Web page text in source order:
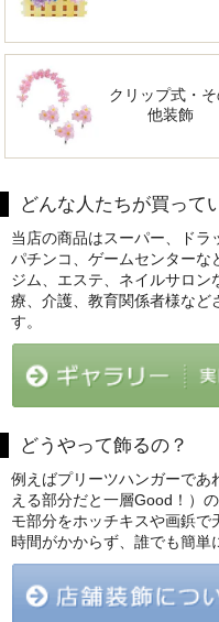
クリップ式・
他装飾
どんな人たちが買って
当店の商品はスーパー、ドラ
パチンコ、ゲームセンターな
ジム、エステ、ネイルサロ
療、介護、教育関係者様など
す。
どうやって飾るの？
例えばプリーツハンガーであ
える部分だと一層Good！）
モ部分をホッチキスや画鋲
時間がかからず、誰でも簡単